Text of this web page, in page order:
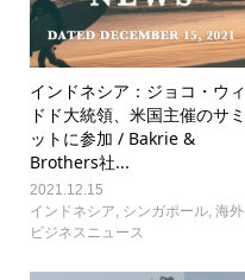
インドネシア：ジョコ・ウィ
ドド大統領、米国主催のサミ
ットに参加 / Bakrie &
Brothers社...
2021.12.15
インドネシア, シンガポール, 海外
ビジネスニュース